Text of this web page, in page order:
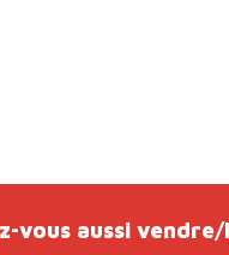
vous aussi